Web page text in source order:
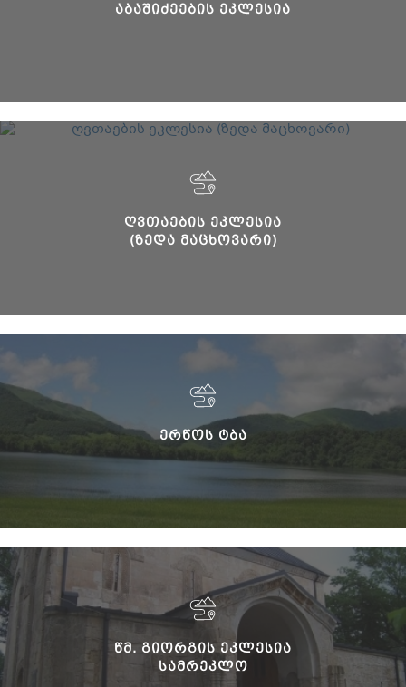
ᲐᲑᲐᲨᲘᲫᲔᲔᲑᲘᲡ ᲔᲙᲚᲔᲡᲘᲐ
ᲦᲕᲗᲐᲔᲑᲘᲡ ᲔᲙᲚᲔᲡᲘᲐ
(ᲖᲔᲓᲐ ᲛᲐᲪᲮᲝᲕᲐᲠᲘ)
ᲔᲠᲬᲝᲡ ᲢᲑᲐ
ᲬᲛ. ᲒᲘᲝᲠᲒᲘᲡ ᲔᲙᲚᲔᲡᲘᲐ
ᲡᲐᲛᲠᲔᲙᲚᲝ